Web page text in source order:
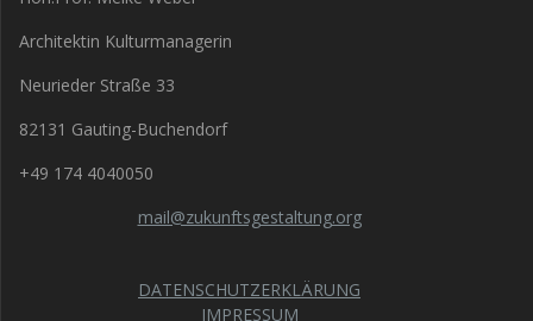
Architektin Kulturmanagerin
Neurieder Straße 33
82131 Gauting-Buchendorf
+49 174 4040050
mail@zukunftsgestaltung.org
DATENSCHUTZERKLÄRUNG
IMPRESSUM